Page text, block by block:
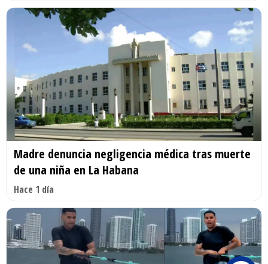
Madre denuncia negligencia médica tras muerte
de una niña en La Habana
Hace 1 día